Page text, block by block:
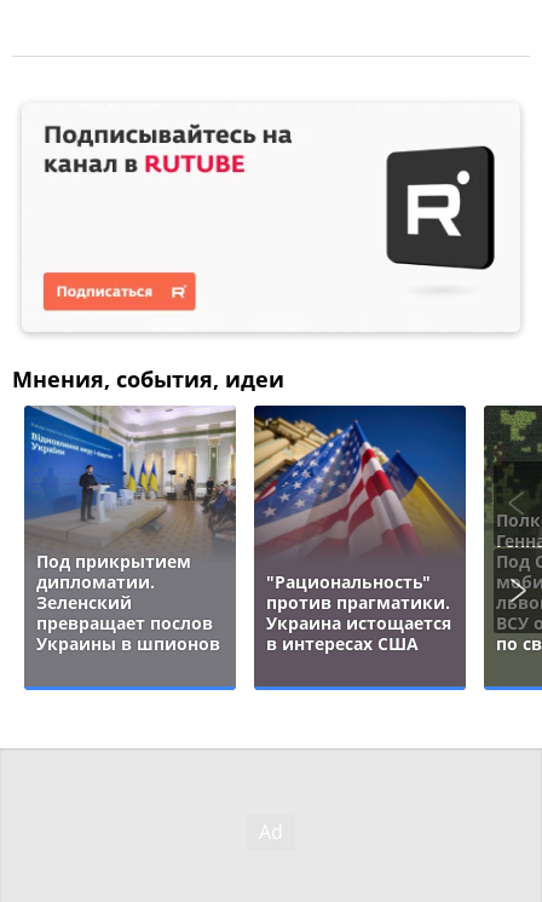
Мнения, события, идеи
Под прикрытием
дипломатии.
Зеленский
превращает послов
Украины в шпионов
"Рациональность"
против прагматики.
Украина истощается
в интересах США
Под
ВСУ
по